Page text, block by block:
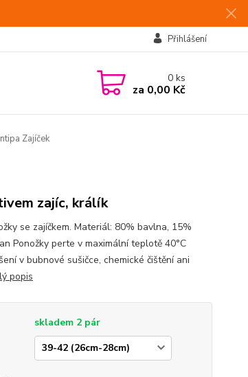
Přihlášení
0ks
za 0,00 Kč
Zajíček
zajíc, králík
se zajíčkem. Materiál: 80% bavlna, 15%
Ponožky perte v maximální teplotě 40°C
v bubnové sušičce, chemické čištění ani
popis
skladem 2 pár